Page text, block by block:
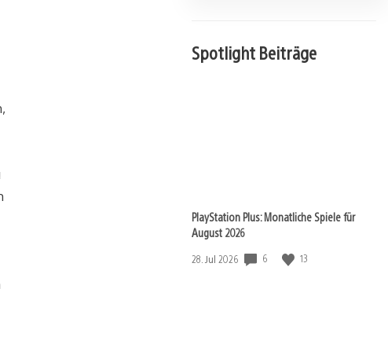
Spotlight Beiträge
PlayStation Plus: Monatliche Spiele für
August 2026
Veröffentlichungsdatum:
28. Jul 2026 6 13